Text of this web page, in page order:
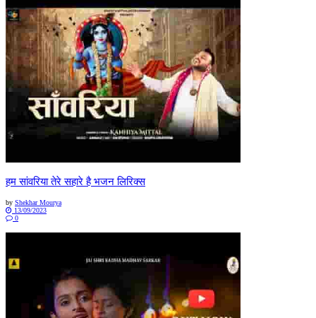
हम सांवरिया तेरे सहारे है भजन लिरिक्स
by Shekhar Mourya
13/09/2023
0